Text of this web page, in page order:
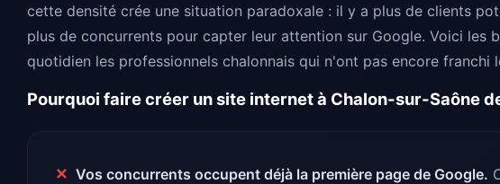
cette densité crée une situation paradoxale : il y a plus de clients
plus de concurrents pour capter leur attention sur Google. Voici les
quotidien les professionnels chalonnais qui n'ont pas encore franchi
Pourquoi faire créer un site internet à Chalon-sur-Saône
✕ Vos concurrents occupent déjà la première page de Google.